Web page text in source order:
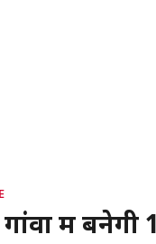
में